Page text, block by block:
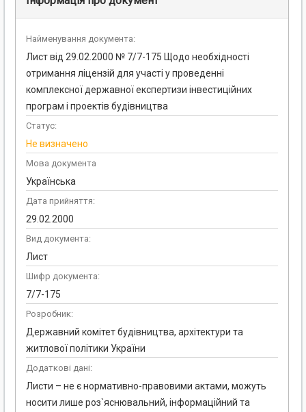
Найменування документа:
Лист від 29.02.2000 № 7/7-175 Щодо необхідності
отримання ліцензій для участі у проведенні
комплексної державної експертизи інвестиційних
програм і проектів будівництва
Статус:
Не визначено
Мова документа
Українська
Дата прийняття:
29.02.2000
Вид документа:
Лист
Шифр документа:
7/7-175
Розробник:
Державний комітет будівництва, архітектури та
житлової політики України
Додаткові дані:
Листи – не є нормативно-правовими актами, можуть
носити лише роз`яснювальний, інформаційний та